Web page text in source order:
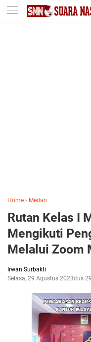
-->
Home › Medan
Rutan Kelas I
Mengikuti
Melalui Zoom
Irwan Surbakti
Selasa, 29 Agustus 2023
Agustus